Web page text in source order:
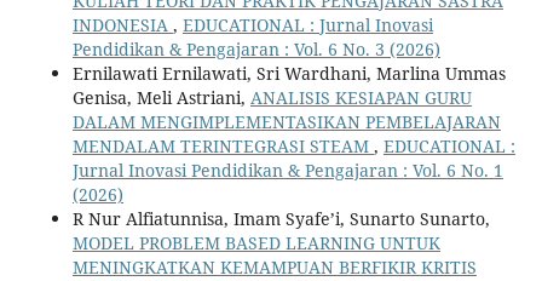
INDONESIA , EDUCATIONAL : Jurnal Inovasi
Pendidikan & Pengajaran : Vol. 6 No. 3 (2026)
Ernilawati Ernilawati, Sri Wardhani, Marlina Ummas
Genisa, Meli Astriani, ANALISIS KESIAPAN GURU
DALAM MENGIMPLEMENTASIKAN PEMBELAJARAN
MENDALAM TERINTEGRASI STEAM , EDUCATIONAL :
Jurnal Inovasi Pendidikan & Pengajaran : Vol. 6 No. 1
(2026)
R Nur Alfiatunnisa, Imam Syafe’i, Sunarto Sunarto,
MODEL PROBLEM BASED LEARNING UNTUK
MENINGKATKAN KEMAMPUAN BERFIKIR KRITIS